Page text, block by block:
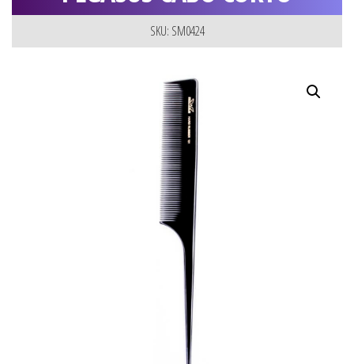
SKU: SM0424